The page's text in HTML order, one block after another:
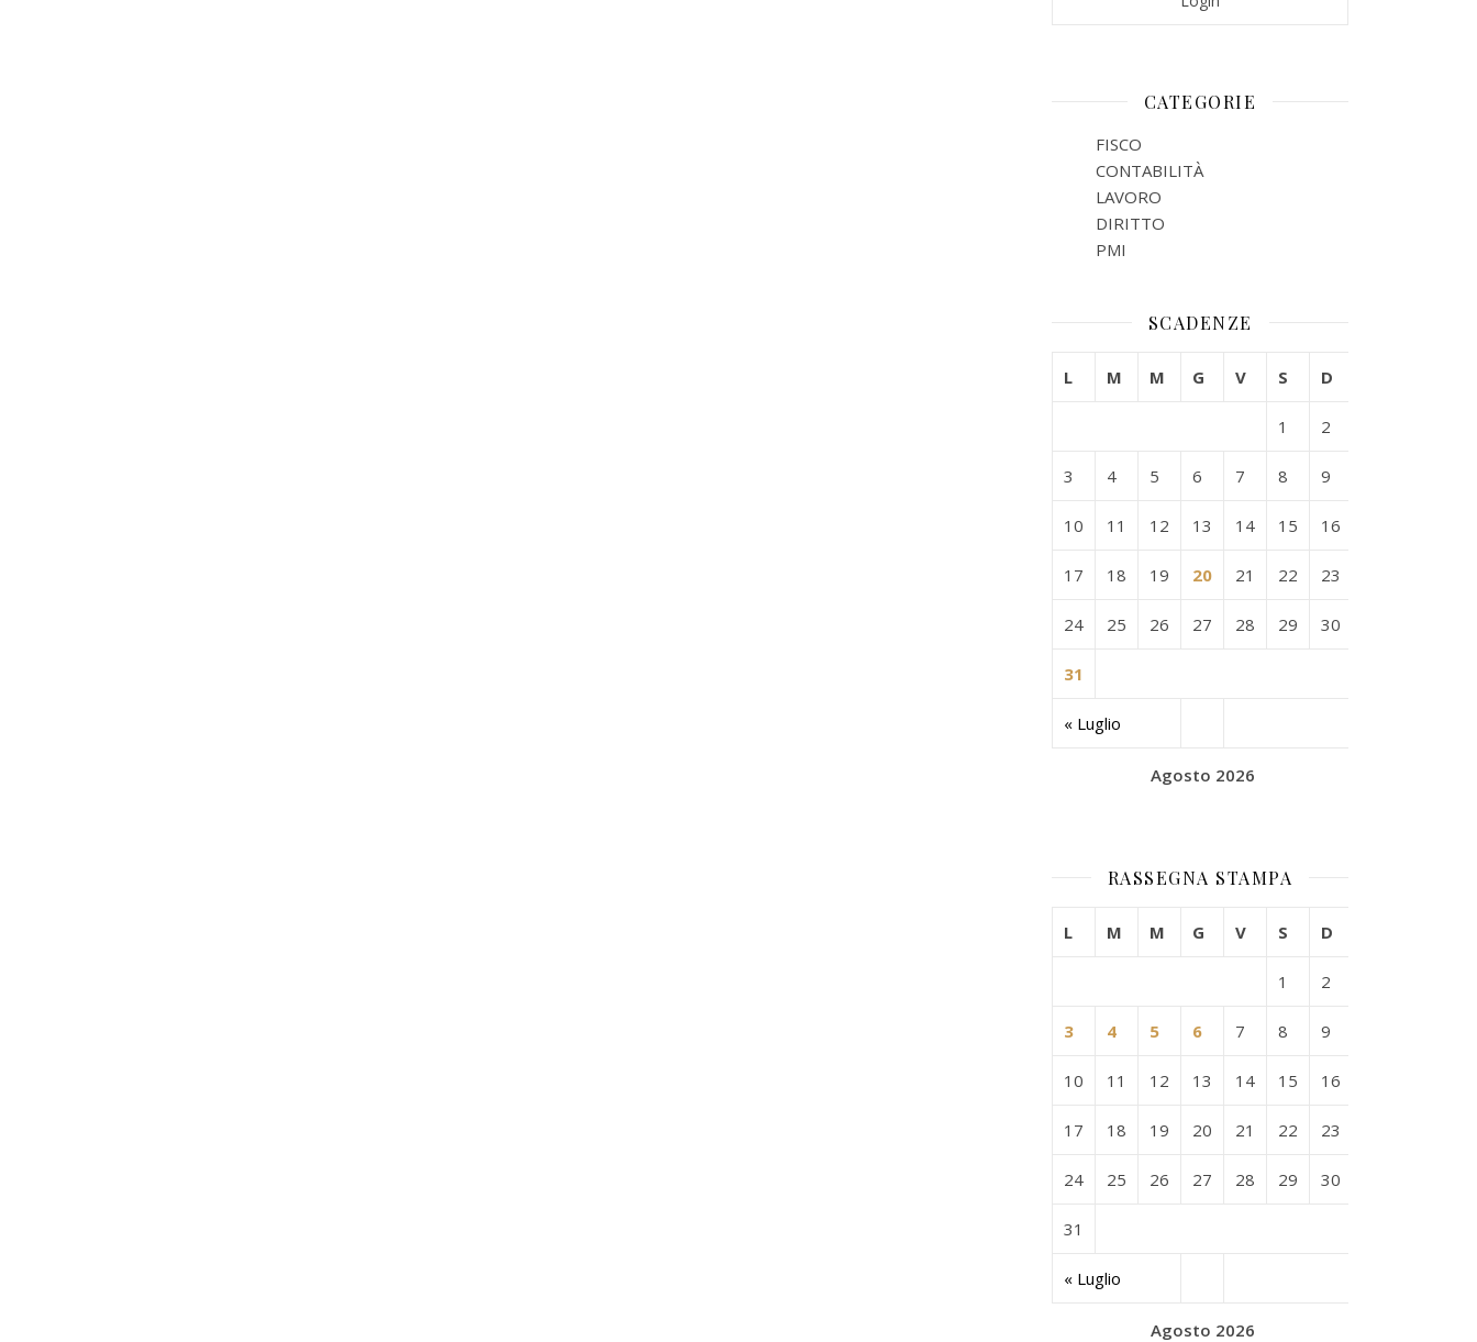
CATEGORIE
FISCO
CONTABILITÀ
LAVORO
DIRITTO
PMI
SCADENZE
Agosto 2026
L M M G V S D
« Luglio
1 2
3 4 5 6 7 8 9
10 11 12 13 14 15 16
17 18 19 20 21 22 23
24 25 26 27 28 29 30
31
RASSEGNA STAMPA
Agosto 2026
L M M G V S D
« Luglio
1 2
3 4 5 6 7 8 9
10 11 12 13 14 15 16
17 18 19 20 21 22 23
24 25 26 27 28 29 30
31